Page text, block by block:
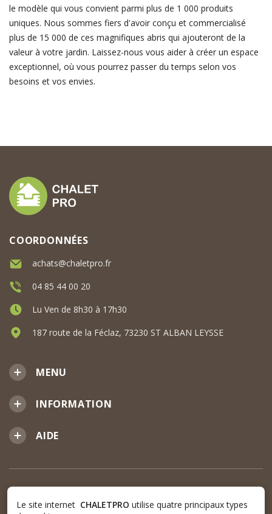
le modèle qui vous convient parmi plus de 1 000 produits
uniques. Nous sommes fiers d'avoir conçu et commercialisé
plus de 15 000 de ces magnifiques abris qui ajouteront de la
valeur à votre jardin. Laissez-nous vous aider à créer un espace
exceptionnel, où vous pourrez passer du temps selon vos
besoins et vos envies.
MENU
INFORMATION
AIDE
COORDONNÉES
achats@chaletpro.fr
04 85 44 00 20
Lu Ven de 8h30 à 17h30
187 route de la Féclaz, 73230 ST ALBAN LEYSSE
Le site internet CHALETPRO utilise quatre principaux types